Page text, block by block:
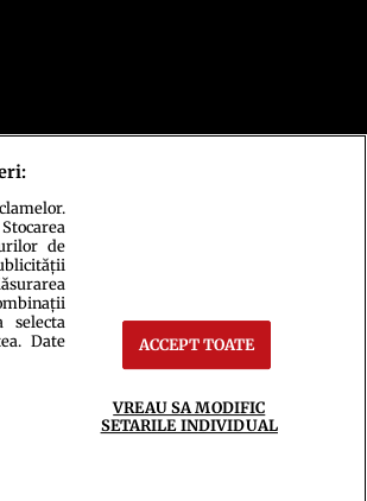
de
Date
ACCEPT TOATE
VREAU SA MODIFIC
SETARILE INDIVIDUAL